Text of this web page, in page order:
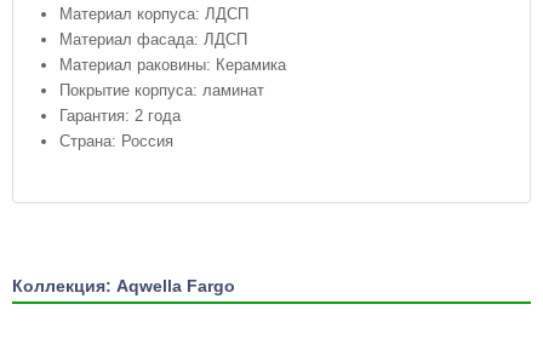
Материал корпуса: ЛДСП
Материал фасада: ЛДСП
Материал раковины: Керамика
Покрытие корпуса: ламинат
Гарантия: 2 года
Страна: Россия
Коллекция: Aqwella Fargo